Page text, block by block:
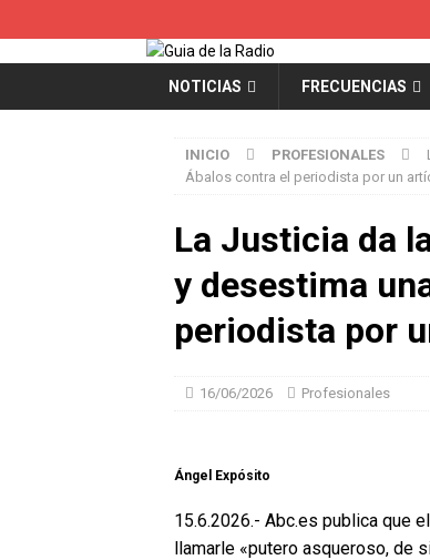
NOTICIAS FRECUENCIAS
INICIO PROFESIONALES
Ábalos contra el periodista por un
La Justicia da
y desestima
periodista por
16/06/2026 Profesionales
Ángel Expósito
15.6.2026.- Abc.es publica que
llamarle «putero asqueroso, de